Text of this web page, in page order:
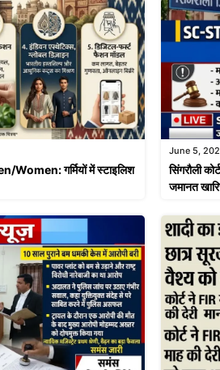
गर्मियों में स्टाइलिश
June 5,
सिंगरौली
जमानत